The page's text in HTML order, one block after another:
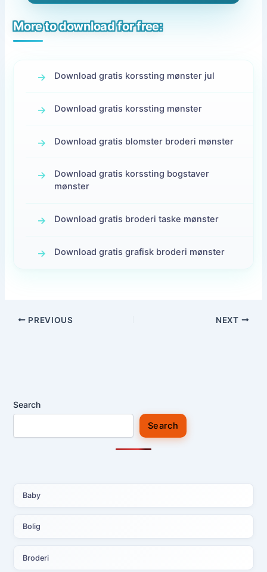
More to download for free:
Download gratis korssting mønster jul
Download gratis korssting mønster
Download gratis blomster broderi mønster
Download gratis korssting bogstaver
mønster
Download gratis broderi taske mønster
Download gratis grafisk broderi mønster
PREVIOUS NEXT
Search
Search
Baby
Bolig
Broderi